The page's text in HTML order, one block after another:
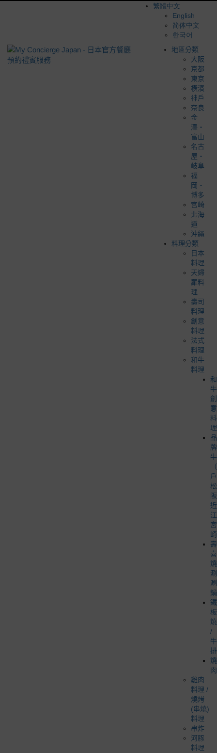
繁體中文
English
简体中文
한국어
地區分類
大阪
京都
東京
橫濱
神戶
奈良
金
澤・
富山
名古
屋・
岐阜
福
岡・
博多
宮崎
北海
道
沖繩
料理分類
日本
料理
天婦
羅料
理
壽司
料理
創意
料理
法式
料理
和牛
料理
和
牛
創
意
料
理
品
牌
牛
松
近
宮
壽
喜
燒
涮
涮
鍋
鐵
板
燒
/
牛
排
燒
肉
雞肉
料理 /
燒烤
(串燒)
料理
串炸
河豚
料理